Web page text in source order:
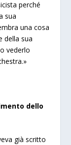
perché
sua
una cosa
della sua
vederlo
dello
già scritto